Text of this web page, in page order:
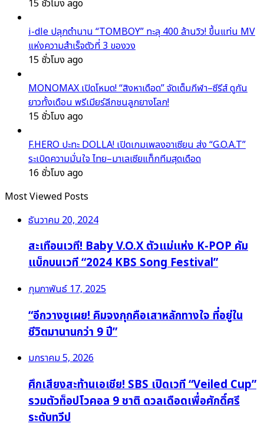
15 ชั่วโมง ago
i-dle ปลุกตำนาน “TOMBOY” ทะลุ 400 ล้านวิว! ขึ้นแท่น MV
แห่งความสำเร็จตัวที่ 3 ของวง
15 ชั่วโมง ago
MONOMAX เปิดโหมด! “สิงหาเดือด” จัดเต็มกีฬา–ซีรีส์ ดูกัน
ยาวทั้งเดือน พรีเมียร์ลีกชนลูกยางโลก!
15 ชั่วโมง ago
F.HERO ปะทะ DOLLA! เปิดเกมเพลงอาเซียน ส่ง “G.O.A.T”
ระเบิดความมั่นใจ ไทย–มาเลเซียแท็กทีมสุดเดือด
16 ชั่วโมง ago
Most Viewed Posts
ธันวาคม 20, 2024
สะเทือนเวที! Baby V.O.X ตัวแม่แห่ง K-POP คัม
แบ็กบนเวที “2024 KBS Song Festival”
กุมภาพันธ์ 17, 2025
“อีกวางซูเผย! คิมจงกุกคือเสาหลักทางใจ ที่อยู่ใน
ชีวิตมานานกว่า 9 ปี”
มกราคม 5, 2026
ศึกเสียงสะท้านเอเชีย! SBS เปิดเวที “Veiled Cup”
รวมตัวท็อปโวคอล 9 ชาติ ดวลเดือดเพื่อศักดิ์ศรี
ระดับทวีป